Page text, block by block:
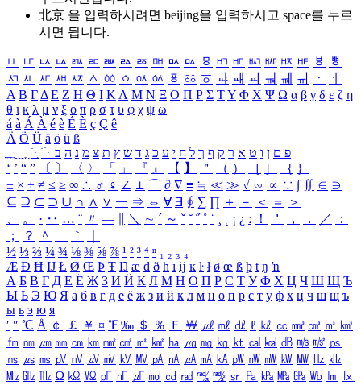
北京 을 입력하시려면 beijing을 입력하시고 space를 누르
시면 됩니다.
ㅥ ㅦ ㅧ ㅨ ㅩ ㅪ ㅫ ㅬ ㅭ ㅮ ㅯ ㅰ ㅱ ㅲ ㅳ ㅴ ㅵ ㅶ ㅷ ㅸ
ㅹ
ㅺ ㅻ ㅼ ㅽ ㅾ ㅿ ㆀ ㆁ ㆂ ㆃ ㆄ ㆅ ㆆ ㆇ ㆈ ㆉ ㆊ ㆋ ㆌ ㆍ
ㆎ
Α Β ΓΔ Ε Ζ Η Θ Ι ΚΛ Μ Ν Ξ Ο Π Ρ Σ ΤΥ Φ Χ Ψ Ω α β γ δ ε ζ η
θ ι κ λ μ ν ξ ο π ρ σ τ υ φ χ ψ ω
á à Á À é è É È ç Ç ê
Ä Ö Ü ä ö ü ß
ִֶֹ ֻּ ׁׂ פ ם ן ו ט א ר ק ף ך ל ח י ע כ ג ד ש ץ ת צ מ נ ה ב
‘ ’ “ ” 〔 〕 〈 〉 「 」 『 』 【 】 ＂ （ ） ［ ］ ｛ ｝
± × ÷ ≠ ≤ ≥ ∞ ∴ ♂ ♀ ∠ ⊥ ⌒ ∂ ∇ ≡ ≒ ≪ ≫ √ ∽ ∝ ∵ ∫ ∬ ∈ ∋
⊆ ⊇ ⊂ ⊃ ∪ ∩ ∧ ∨ ￢ ⇒ ⇔ ∀ ∃ ∮ ∑ ∏ ＋ － ＜ ＝
＞
、
。 · ‥ … ¨ 〃 ― ＼ ∼ ´ ～ ˇ ˘ ˝ ˚ ˙ ¸ ¡ ¿ ː ！ ＇ ， ． ／
：
；
？ ＾ ｀
½ ⅓ ⅔ ¼ ¾ ⅛ ⅜ ⅝ ⅞ ¹ ² ³ ⁴ ⁿ ₁ ₂ ₃ ₄
Æ Ð Ħ Ĳ Ł Ø Œ Þ Ŧ Ŋ æ đ ð ħ ı ĳ ĸ ŀ ł ø œ ß þ ŧ ŋ ŉ
А Б В Г Д Е Ё Ж З И Й К Л М Н О П Р С Т У Ф Х Ц Ч Ш Щ Ъ
Ы Ь Э Ю Я а б в г д е ё ж з и й к л м н о п р с т у ф х ц ч ш щ ъ
ы ь э ю я
′ ″ ℃ Å ￠ ￡ ￥ ¤ ℉ ‰ ＄ ％ Ｆ ￦ ㎕ ㎖ ㎗ ℓ ㎘ ㏄ ㎣ ㎤ ㎥ ㎦
㎙ ㎚ ㎛ ㎜ ㎝ ㎞ ㎟ ㎠ ㎡ ㎢ ㏊ ㎍ ㎎ ㎏ ㏏ ㎈ ㎉ ㏈ ㎧ ㎨ ㎰
㎱ ㎲ ㎳ ㎴ ㎵ ㎶ ㎷ ㎸ ㎹ ㎀ ㎁ ㎂ ㎃ ㎄ ㎺ ㎻ ㎽ ㎾ ㎿ ㎐ ㎑
㎒ ㎓ ㎔ Ω ㏀ ㏁ ㎊ ㎋ ㎌ ㏖ ㏅ ㎭ ㎮ ㎯ ㏛ ㎩ ㎪ ㎫ ㎬ ㏝ ㏐
㏓